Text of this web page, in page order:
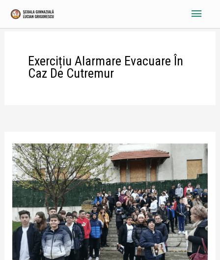
content
Main
Exercițiu Alarmare Evacuare În
Caz De Cutremur
Exercițiu
alarmare
evacuare
în
caz
de
cutremur